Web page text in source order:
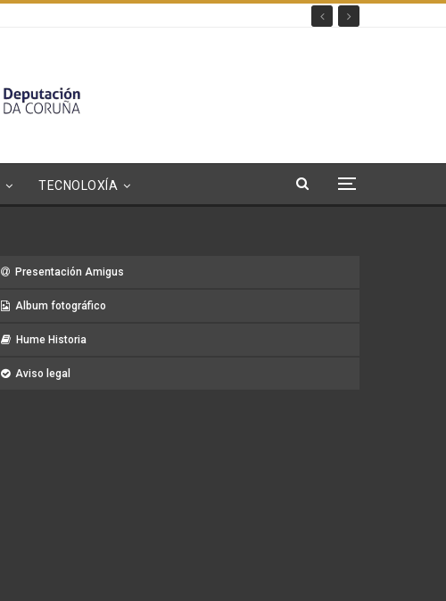
TECNOLOXÍA
Presentación Amigus
Album fotográfico
Hume Historia
Aviso legal